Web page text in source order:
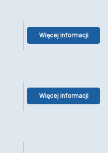
Więcej informacji
Więcej informacji